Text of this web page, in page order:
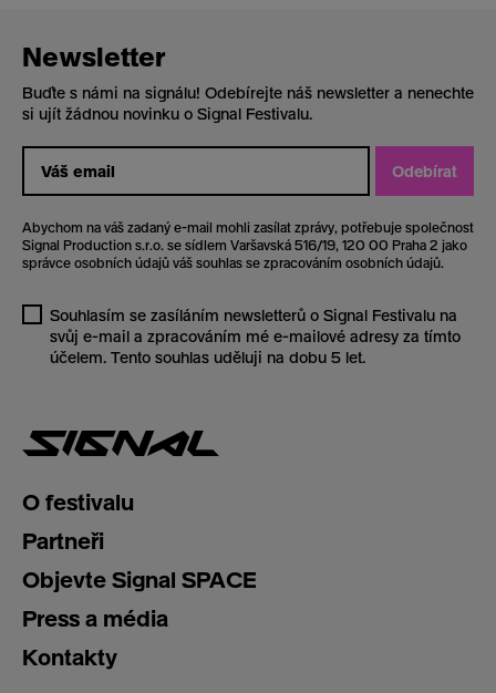
Newsletter
Buďte s námi na signálu! Odebírejte náš newsletter a nenechte
si ujít žádnou novinku o Signal Festivalu.
Odebírat
Abychom na váš zadaný e-mail mohli zasílat zprávy, potřebuje společnost
Signal Production s.r.o. se sídlem Varšavská 516/19, 120 00 Praha 2 jako
správce osobních údajů váš souhlas se zpracováním osobních údajů.
Souhlasím se zasíláním newsletterů o Signal Festivalu na
svůj e-mail a zpracováním mé e-mailové adresy za tímto
účelem. Tento souhlas uděluji na dobu 5 let.
O festivalu
Partneři
Objevte Signal SPACE
Press a média
Kontakty